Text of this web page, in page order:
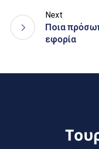
Next
Ποια
εφορία